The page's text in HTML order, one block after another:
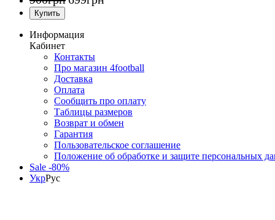
Информация
Кабинет
Контакты
Про магазин 4football
Доставка
Оплата
Сообщить про оплату
Таблицы размеров
Возврат и обмен
Гарантия
Пользовательское соглашение
Положение об обработке и защите персональных
Sale -80%
УкрРус